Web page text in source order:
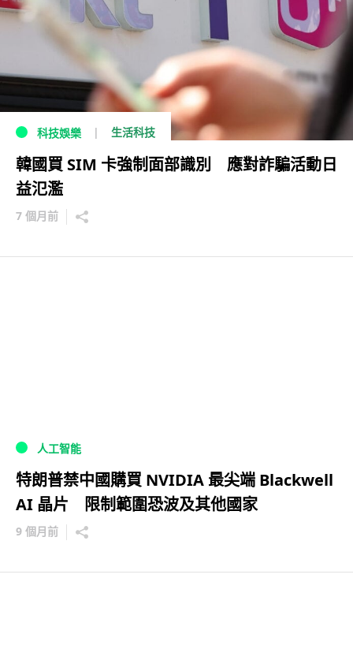
科技娛樂 生活科技
韓國買 SIM 卡強制面部識別 應對詐騙活動日
益氾濫
7 個月前
人工智能
特朗普禁中國購買 NVIDIA 最尖端 Blackwell
AI 晶片 限制範圍恐波及其他國家
9 個月前